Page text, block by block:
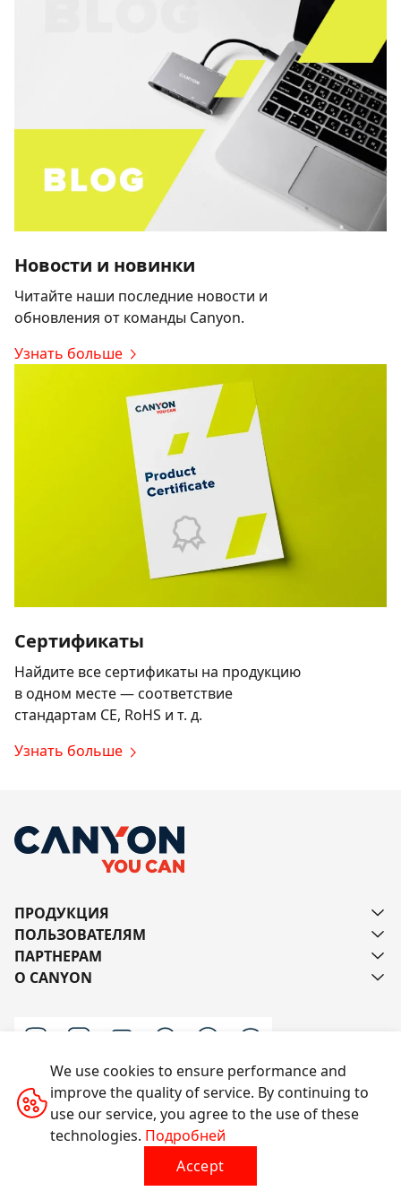
Новости и новинки
Читайте наши последние новости и
обновления от команды Canyon.
Узнать больше
Сертификаты
Найдите все сертификаты на продукцию
в одном месте — соответствие
стандартам CE, RoHS и т. д.
Узнать больше
ПРОДУКЦИЯ
ПОЛЬЗОВАТЕЛЯМ
ПАРТНЕРАМ
О CANYON
Напишите нам
Все права защищены © 2014-2026 CANYON
We use cookies to ensure performance and
improve the quality of service. By continuing to
use our service, you agree to the use of these
technologies. Подробней
Accept